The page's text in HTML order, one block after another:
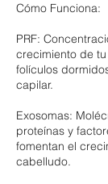
Cómo Funciona:
PRF:
crecimiento de
folículos
capilar.
Exosomas:
proteínas y
fomentan el
cabelludo.